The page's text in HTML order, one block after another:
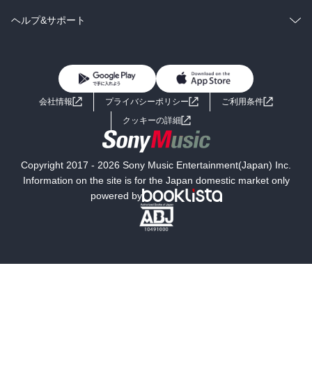
BL・TL
雑誌・グラビア
ラノベ
コミック
ライトノベル 男子向けラノベ
小説
海外小説
ミステリー SF
文学
ヘルプ&サポート
よくあるご質問 お問い合わせ
会社情報 プライバシーポリシー
ご利用条件
クッキーの詳細
Copyright 2017 - 2026 Sony Music Entertainment(Japan) Inc.
Information on the site is for the Japan domestic market only
powered by